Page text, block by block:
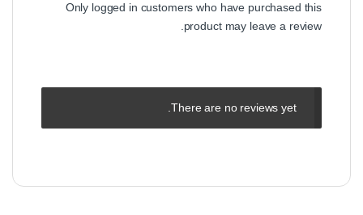
Only logged in customers who have purchased this
product may leave a review.
There are no reviews yet.